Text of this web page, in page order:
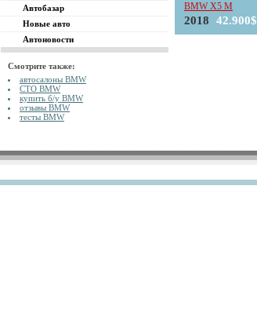
Автобазар
Новые авто
Автоновости
Смотрите также:
автосалоны BMW
СТО BMW
купить б/у BMW
отзывы BMW
тесты BMW
BMW X5 M
2018 42.900$